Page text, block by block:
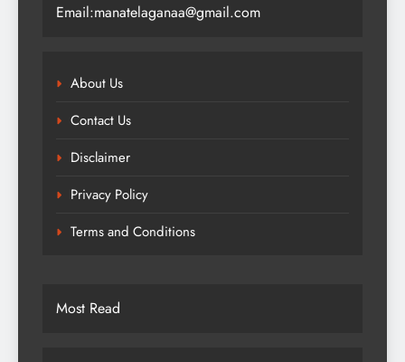
Email:manatelaganaa@gmail.com
About Us
Contact Us
Disclaimer
Privacy Policy
Terms and Conditions
Most Read